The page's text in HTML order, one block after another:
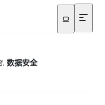
/ 数据安全